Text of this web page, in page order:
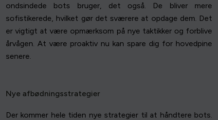
ondsindede bots bruger, det også. De bliver mere
sofistikerede, hvilket gør det sværere at opdage dem. Det
er vigtigt at være opmærksom på nye taktikker og forblive
årvågen. At være proaktiv nu kan spare dig for hovedpine
senere.
Nye afbødningsstrategier
Der kommer hele tiden nye strategier til at håndtere bots.